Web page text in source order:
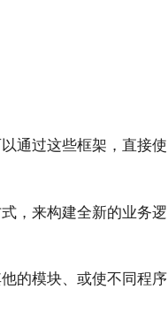
通过这些框架，直接使
，来构建全新的业务逻
的模块、或使不同程序